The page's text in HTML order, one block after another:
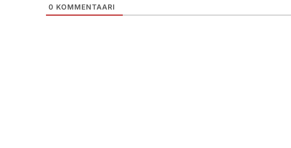
0 KOMMENTAARI